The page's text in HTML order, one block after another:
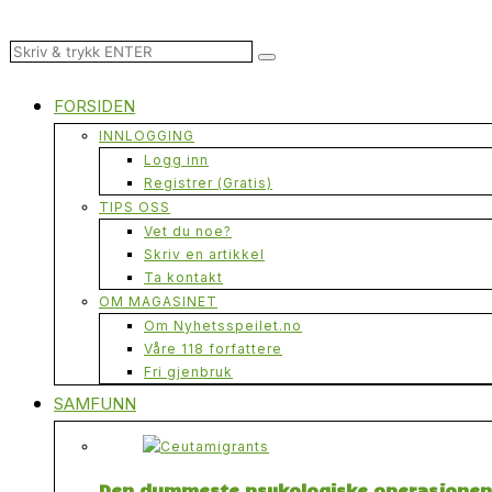
FORSIDEN
INNLOGGING
Logg inn
Registrer (Gratis)
TIPS OSS
Vet du noe?
Skriv en artikkel
Ta kontakt
OM MAGASINET
Om Nyhetsspeilet.no
Våre 118 forfattere
Fri gjenbruk
SAMFUNN